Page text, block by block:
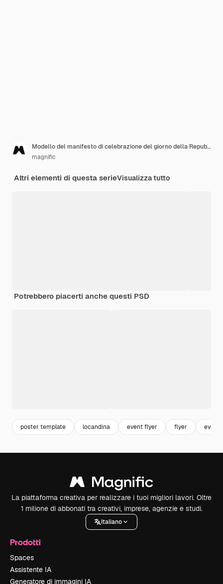
Modello del manifesto di celebrazione del giorno della Repubblica
magnific
Altri elementi di questa serieVisualizza tutto
Potrebbero piacerti anche questi PSD
poster template locandina event flyer flyer event
La piattaforma creativa per realizzare i tuoi migliori lavori. Oltre
1 milione di abbonati tra creativi, imprese, agenzie e studi.
Italiano
Prodotti
Spaces
Assistente IA
Generatore di immagini IA